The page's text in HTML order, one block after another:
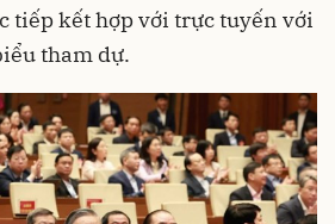
tiếp kết hợp với trực tuyến với
tham dự.